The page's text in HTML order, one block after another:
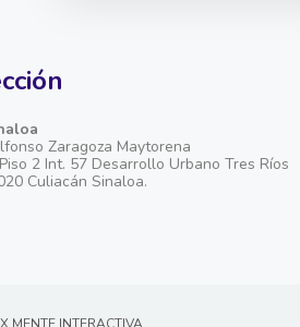
Zaragoza Maytorena
2 Int. 57 Desarrollo Urbano Tres Ríos
Culiacán Sinaloa.